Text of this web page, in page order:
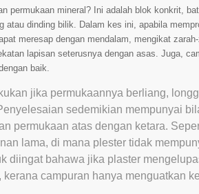
permukaan mineral? Ini adalah blok konkrit,
atau dinding bilik. Dalam kes ini, apabila
meresap dengan mendalam, mengikat
lapisan seterusnya dengan asas. Juga,
baik.
jika permukaannya berliang,
sedemikian mempunyai
permukaan atas dengan ketara.
lama, di mana plester tidak
diingat bahawa jika plaster
kerana campuran hanya menguatkan